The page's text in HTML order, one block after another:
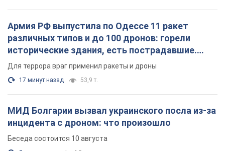
Армия РФ выпустила по Одессе 11 ракет
различных типов и до 100 дронов: горели
исторические здания, есть пострадавшие.
Фото и видео
Для террора враг применил ракеты и дроны
17 минут назад 53,9 т.
МИД Болгарии вызвал украинского посла из-за
инцидента с дроном: что произошло
Беседа состоится 10 августа